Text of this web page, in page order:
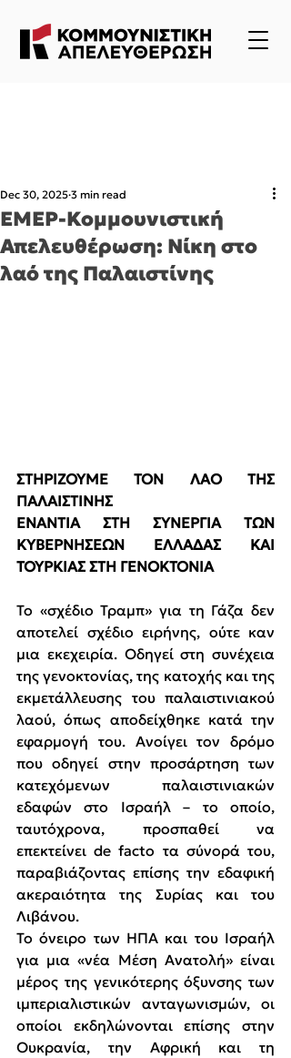
EMEP-Κομμουνιστική
Απελευθέρωση: Νίκη στο
λαό της Παλαιστίνης
Dec 30, 2025 3 min read
ΣΤΗΡΙΖΟΥΜΕ ΤΟΝ ΛΑΟ ΤΗΣ
ΠΑΛΑΙΣΤΙΝΗΣ
ΕΝΑΝΤΙΑ ΣΤΗ ΣΥΝΕΡΓΙΑ ΤΩΝ
ΚΥΒΕΡΝΗΣΕΩΝ ΕΛΛΑΔΑΣ ΚΑΙ
ΤΟΥΡΚΙΑΣ ΣΤΗ ΓΕΝΟΚΤΟΝΙΑ
Το «σχέδιο Τραμπ» για τη Γάζα δεν
αποτελεί σχέδιο ειρήνης, ούτε καν
μια εκεχειρία. Οδηγεί στη συνέχεια
της γενοκτονίας, της κατοχής και της
εκμετάλλευσης του παλαιστινιακού
λαού, όπως αποδείχθηκε κατά την
εφαρμογή του. Ανοίγει τον δρόμο
που οδηγεί στην προσάρτηση των
κατεχόμενων παλαιστινιακών
εδαφών στο Ισραήλ – το οποίο,
ταυτόχρονα, προσπαθεί να
επεκτείνει de facto τα σύνορά του,
παραβιάζοντας επίσης την εδαφική
ακεραιότητα της Συρίας και του
Λιβάνου.
Το όνειρο των ΗΠΑ και του Ισραήλ
για μια «νέα Μέση Ανατολή» είναι
μέρος της γενικότερης όξυνσης των
ιμπεριαλιστικών ανταγωνισμών, οι
οποίοι εκδηλώνονται επίσης στην
Ουκρανία, την Αφρική και τη